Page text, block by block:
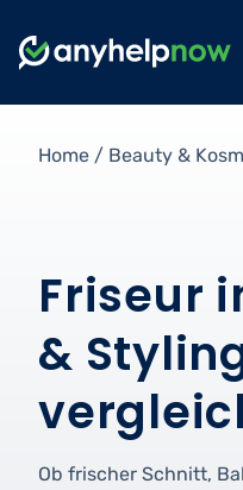
Home / Beauty &
Friseur
&
Ob frischer Schnitt,